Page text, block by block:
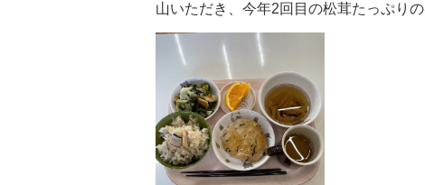
山いただき、今年2回目の松茸たっぷり